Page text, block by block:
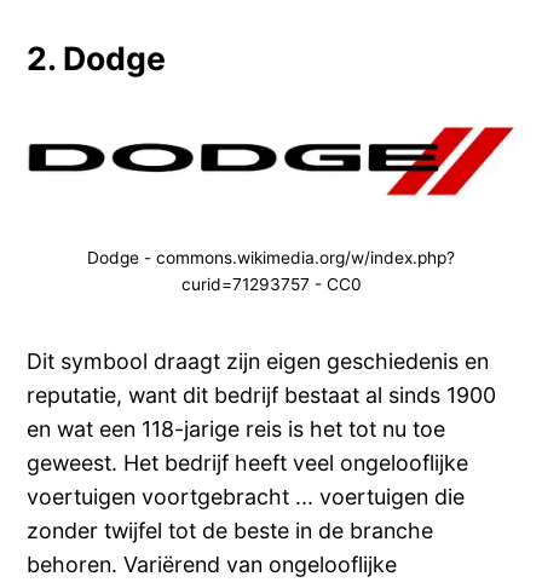
2. Dodge
Dodge - commons.wikimedia.org/w/index.php?
curid=71293757 - CC0
Dit symbool draagt zijn eigen geschiedenis en
reputatie, want dit bedrijf bestaat al sinds 1900
en wat een 118-jarige reis is het tot nu toe
geweest. Het bedrijf heeft veel ongelooflijke
voertuigen voortgebracht ... voertuigen die
zonder twijfel tot de beste in de branche
behoren. Variërend van ongelooflijke